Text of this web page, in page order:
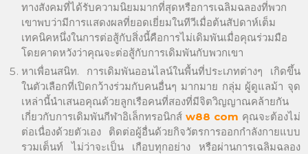
ทางสังคมที่ได้รับความนิยมมากที่สุดหรือการเฉลิมฉลองที่พวก
เขาพบว่ามีการแสดงผลที่ยอดเยี่ยมในทีวีเมื่อต้นสัปดาห์เต็ม
เทคนิคหนึ่งในการต่อสู้กับสิ่งนี้คือการไม่เดิมพันเมื่อคุณร่วมมือ
โดยคาดหวังว่าคุณจะต่อสู้กับการเดิมพันกับพวกเขา
หาเพื่อนสนิท. การเดิมพันออนไลน์ในพื้นที่ประเภทต่างๆ เกิดขึ้น
ในตัวเลือกที่เปิดกว้างร่วมกับคนอื่นๆ มากมาย กลุ่ม ผู้ดูแลม้า จุด
เหล่านี้นำเสนอคุณด้วยลูกเรือคนที่สองที่มีจิตวิญญาณคล้ายกัน
เกี่ยวกับการเดิมพันกีฬาอิเล็กทรอนิกส์w88 com คุณจะต้องไม่
ต่อเนื่องด้วยตัวเอง ติดต่อผู้อื่นด้วยกิจวัตรการออกกำลังกายแบบ
รวมเต็นท์ ไม่ว่าจะเป็น เกือบทุกอย่าง หรือผ่านการเฉลิมฉลอง